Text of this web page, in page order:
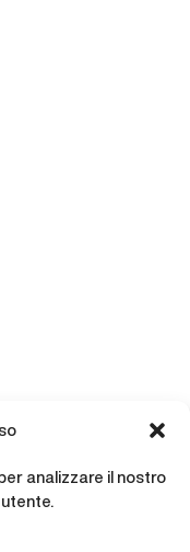
analizzare il nostro